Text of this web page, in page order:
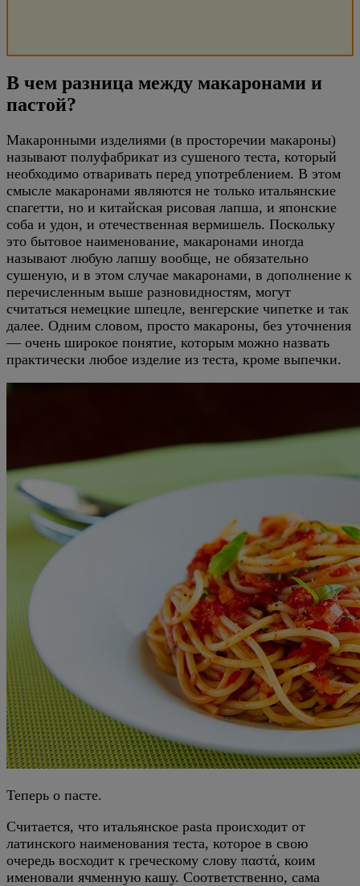
В чем разница между макаронами и
пастой?
Макаронными изделиями (в просторечии макароны)
называют полуфабрикат из сушеного теста, который
необходимо отваривать перед употреблением. В этом
смысле макаронами являются не только итальянские
спагетти, но и китайская рисовая лапша, и японские
соба и удон, и отечественная вермишель. Поскольку
это бытовое наименование, макаронами иногда
называют любую лапшу вообще, не обязательно
сушеную, и в этом случае макаронами, в дополнение к
перечисленным выше разновидностям, могут
считаться немецкие шпецле, венгерские чипетке и так
далее. Одним словом, просто макароны, без уточнения
— очень широкое понятие, которым можно назвать
практически любое изделие из теста, кроме выпечки.
Теперь о пасте.
Считается, что итальянское pasta происходит от
латинского наименования теста, которое в свою
очередь восходит к греческому слову παστά, коим
именовали ячменную кашу. Соответственно, сама